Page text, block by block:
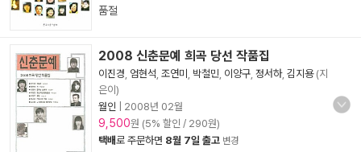
품절
2008 신춘문예 희곡 당선 작품집
이진경 엄현석 조연미 박철민 이양구 정서하, 김지용(지
은이)
월인
2008년 02월
9,500원 (5% 할인 / 290원)
택배로 주문하면 8월 7일 출고 변경